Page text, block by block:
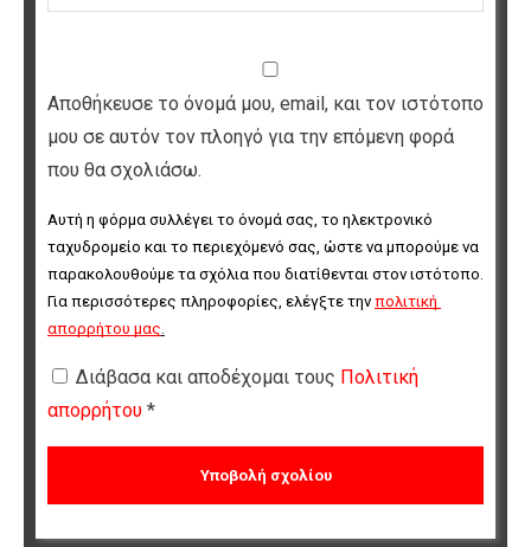
Αποθήκευσε το όνομά μου, email, και τον ιστότοπο
μου σε αυτόν τον πλοηγό για την επόμενη φορά
που θα σχολιάσω.
Αυτή η φόρμα συλλέγει το όνομά σας, το ηλεκτρονικό
ταχυδρομείο και το περιεχόμενό σας, ώστε να μπορούμε να
παρακολουθούμε τα σχόλια που διατίθενται στον ιστότοπο.
Για περισσότερες πληροφορίες, ελέγξτε την πολιτική
απορρήτου μας
Διάβασα και αποδέχομαι τους Πολιτική
απορρήτου *